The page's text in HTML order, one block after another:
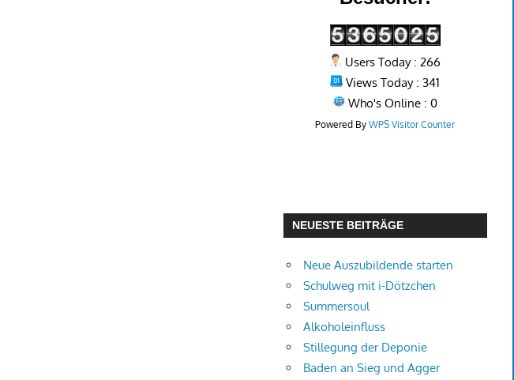
Users Today : 266
Views Today : 341
Who's Online : 0
Powered ByWPS Visitor Counter
NEUESTE BEITRÄGE
Neue Auszubildende starten
Schulweg mit i-Dötzchen
Summersoul
Alkoholeinfluss
Stillegung der Deponie
Baden an Sieg und Agger